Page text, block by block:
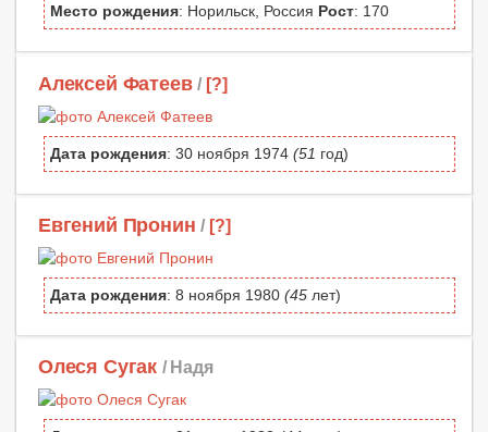
Место рождения: Норильск, Россия Рост: 170
Алексей Фатеев / [?]
Дата рождения: 30 ноября 1974 (51 год)
Евгений Пронин / [?]
Дата рождения: 8 ноября 1980 (45 лет)
Олеся Сугак / Надя